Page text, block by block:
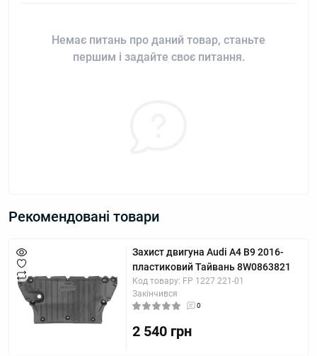
Немає питань про даний товар, станьте
першим і задайте своє питання.
Рекомендовані товари
Захист двигуна Audi A4 B9 2016-
пластиковий Тайвань 8W0863821
Код товару: FP 1227 221-01
Закінчився
0
2 540 грн